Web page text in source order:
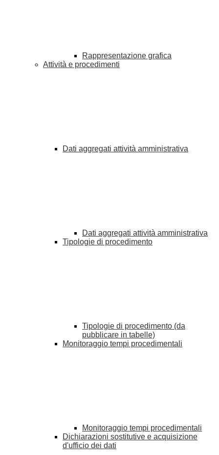
Rappresentazione grafica
Attività e procedimenti
Dati aggregati attività amministrativa
Dati aggregati attività amministrativa
Tipologie di procedimento
Tipologie di procedimento (da
pubblicare in tabelle)
Monitoraggio tempi procedimentali
Monitoraggio tempi procedimentali
Dichiarazioni sostitutive e acquisizione
d'ufficio dei dati